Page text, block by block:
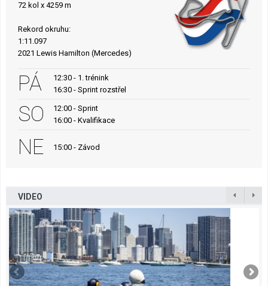
72 kol x 4259 m
Rekord okruhu:
1:11.097
2021 Lewis Hamilton (Mercedes)
PÁ
12:30 - 1. trénink
16:30 - Sprint rozstřel
SO
12:00 - Sprint
16:00 - Kvalifikace
NE 15:00 - Závod
VIDEO